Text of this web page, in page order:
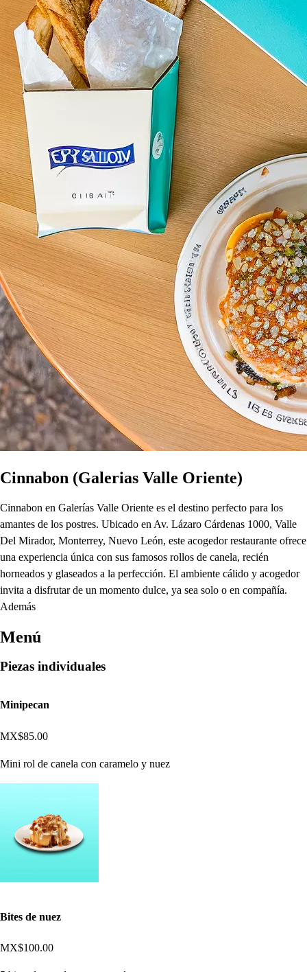
Cinnabon (Galerias Valle Oriente)
Cinnabon en Galerías Valle Oriente es el destino perfecto para los
amantes de los postres. Ubicado en Av. Lázaro Cárdenas 1000, Valle
Del Mirador, Monterrey, Nuevo León, este acogedor restaurante ofrece
una experiencia única con sus famosos rollos de canela, recién
horneados y glaseados a la perfección. El ambiente cálido y acogedor
invita a disfrutar de un momento dulce, ya sea solo o en compañía.
Además
Menú
Piezas individuales
Minipecan
MX$85.00
Mini rol de canela con caramelo y nuez
Bites de nuez
MX$100.00